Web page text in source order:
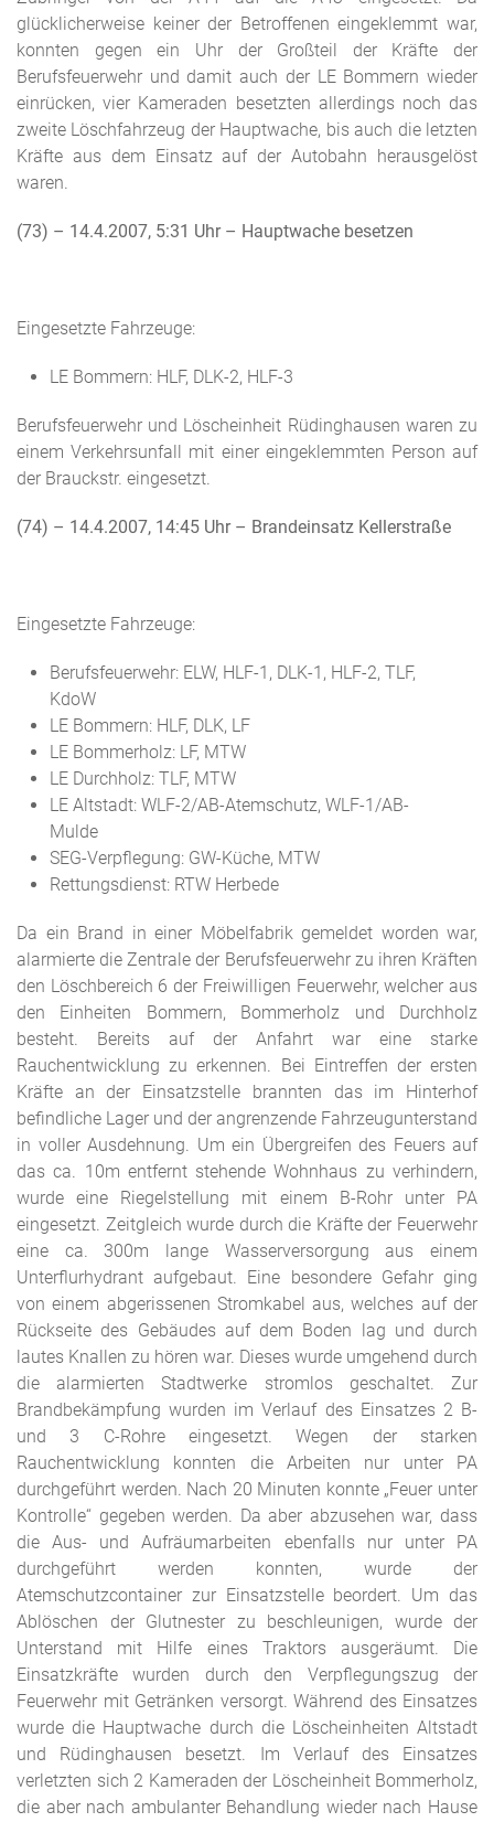
glücklicherweise keiner der Betroffenen eingeklemmt war,
konnten gegen ein Uhr der Großteil der Kräfte der
Berufsfeuerwehr und damit auch der LE Bommern wieder
einrücken, vier Kameraden besetzten allerdings noch das
zweite Löschfahrzeug der Hauptwache, bis auch die letzten
Kräfte aus dem Einsatz auf der Autobahn herausgelöst
waren.
(73) – 14.4.2007, 5:31 Uhr – Hauptwache besetzen
Eingesetzte Fahrzeuge:
LE Bommern: HLF, DLK-2, HLF-3
Berufsfeuerwehr und Löscheinheit Rüdinghausen waren zu
einem Verkehrsunfall mit einer eingeklemmten Person auf
der Brauckstr. eingesetzt.
(74) – 14.4.2007, 14:45 Uhr – Brandeinsatz Kellerstraße
Eingesetzte Fahrzeuge:
Berufsfeuerwehr: ELW, HLF-1, DLK-1, HLF-2, TLF,
KdoW
LE Bommern: HLF, DLK, LF
LE Bommerholz: LF, MTW
LE Durchholz: TLF, MTW
LE Altstadt: WLF-2/AB-Atemschutz, WLF-1/AB-
Mulde
SEG-Verpflegung: GW-Küche, MTW
Rettungsdienst: RTW Herbede
Da ein Brand in einer Möbelfabrik gemeldet worden war,
alarmierte die Zentrale der Berufsfeuerwehr zu ihren Kräften
den Löschbereich 6 der Freiwilligen Feuerwehr, welcher aus
den Einheiten Bommern, Bommerholz und Durchholz
besteht. Bereits auf der Anfahrt war eine starke
Rauchentwicklung zu erkennen. Bei Eintreffen der ersten
Kräfte an der Einsatzstelle brannten das im Hinterhof
befindliche Lager und der angrenzende Fahrzeugunterstand
in voller Ausdehnung. Um ein Übergreifen des Feuers auf
das ca. 10m entfernt stehende Wohnhaus zu verhindern,
wurde eine Riegelstellung mit einem B-Rohr unter PA
eingesetzt. Zeitgleich wurde durch die Kräfte der Feuerwehr
eine ca. 300m lange Wasserversorgung aus einem
Unterflurhydrant aufgebaut. Eine besondere Gefahr ging
von einem abgerissenen Stromkabel aus, welches auf der
Rückseite des Gebäudes auf dem Boden lag und durch
lautes Knallen zu hören war. Dieses wurde umgehend durch
die alarmierten Stadtwerke stromlos geschaltet. Zur
Brandbekämpfung wurden im Verlauf des Einsatzes 2 B-
und 3 C-Rohre eingesetzt. Wegen der starken
Rauchentwicklung konnten die Arbeiten nur unter PA
durchgeführt werden. Nach 20 Minuten konnte „Feuer unter
Kontrolle“ gegeben werden. Da aber abzusehen war, dass
die Aus- und Aufräumarbeiten ebenfalls nur unter PA
durchgeführt werden konnten, wurde der
Atemschutzcontainer zur Einsatzstelle beordert. Um das
Ablöschen der Glutnester zu beschleunigen, wurde der
Unterstand mit Hilfe eines Traktors ausgeräumt. Die
Einsatzkräfte wurden durch den Verpflegungszug der
Feuerwehr mit Getränken versorgt. Während des Einsatzes
wurde die Hauptwache durch die Löscheinheiten Altstadt
und Rüdinghausen besetzt. Im Verlauf des Einsatzes
verletzten sich 2 Kameraden der Löscheinheit Bommerholz,
die aber nach ambulanter Behandlung wieder nach Hause